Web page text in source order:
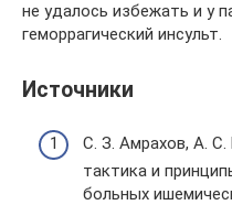
не удалось избежать и у
геморрагический инсульт.
Источники
С. З. Амрахов, А. С.
тактика и
больных